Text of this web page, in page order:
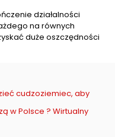
działalności
na równych
duże oszczędności
cudzoziemiec, aby
w Polsce ? Wirtualny